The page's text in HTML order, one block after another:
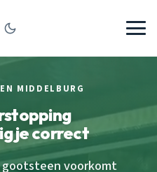
MIDDELBURG
je correct
gootsteen voorkomt